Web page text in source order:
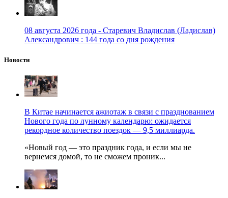
08 августа 2026 года - Старевич Владислав (Ладислав)
Александрович : 144 года со дня рождения
Новости
В Китае начинается ажиотаж в связи с празднованием
Нового года по лунному календарю: ожидается
рекордное количество поездок — 9,5 миллиарда.
«Новый год — это праздник года, и если мы не
вернемся домой, то не сможем проник...